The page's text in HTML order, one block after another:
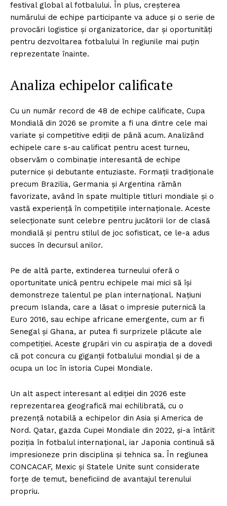
festival global al fotbalului. În plus, creșterea
numărului de echipe participante va aduce și o serie de
provocări logistice și organizatorice, dar și oportunități
pentru dezvoltarea fotbalului în regiunile mai puțin
reprezentate înainte.
Analiza echipelor calificate
Cu un număr record de 48 de echipe calificate, Cupa
Mondială din 2026 se promite a fi una dintre cele mai
variate și competitive ediții de până acum. Analizând
echipele care s-au calificat pentru acest turneu,
observăm o combinație interesantă de echipe
puternice și debutante entuziaste. Formații tradiționale
precum Brazilia, Germania și Argentina rămân
favorizate, având în spate multiple titluri mondiale și o
vastă experiență în competițiile internaționale. Aceste
selecționate sunt celebre pentru jucătorii lor de clasă
mondială și pentru stilul de joc sofisticat, ce le-a adus
succes în decursul anilor.
Pe de altă parte, extinderea turneului oferă o
oportunitate unică pentru echipele mai mici să își
demonstreze talentul pe plan internațional. Națiuni
precum Islanda, care a lăsat o impresie puternică la
Euro 2016, sau echipe africane emergente, cum ar fi
Senegal și Ghana, ar putea fi surprizele plăcute ale
competiției. Aceste grupări vin cu aspirația de a dovedi
că pot concura cu giganții fotbalului mondial și de a
ocupa un loc în istoria Cupei Mondiale.
Un alt aspect interesant al ediției din 2026 este
reprezentarea geografică mai echilibrată, cu o
prezență notabilă a echipelor din Asia și America de
Nord. Qatar, gazda Cupei Mondiale din 2022, și-a întărit
poziția în fotbalul internațional, iar Japonia continuă să
impresioneze prin disciplina și tehnica sa. În regiunea
CONCACAF, Mexic și Statele Unite sunt considerate
forțe de temut, beneficiind de avantajul terenului
propriu.